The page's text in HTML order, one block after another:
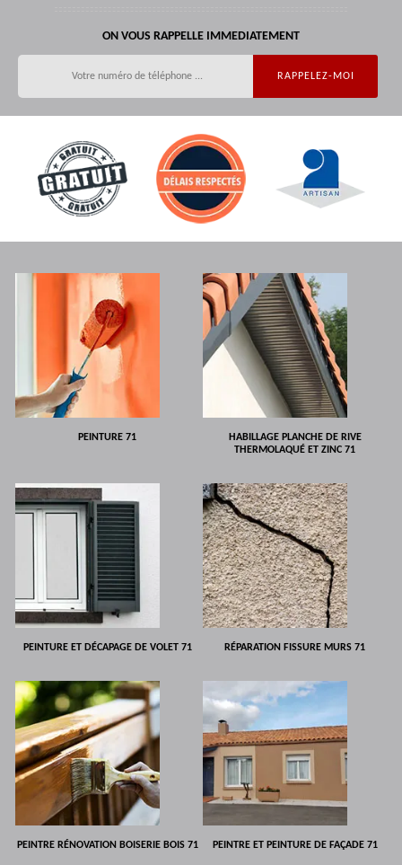
ON VOUS RAPPELLE IMMEDIATEMENT
PEINTURE 71
HABILLAGE PLANCHE DE RIVE
THERMOLAQUÉ ET ZINC 71
PEINTURE ET DÉCAPAGE DE VOLET 71 RÉPARATION FISSURE MURS 71
PEINTRE RÉNOVATION BOISERIE BOIS 71 PEINTRE ET PEINTURE DE FAÇADE 71